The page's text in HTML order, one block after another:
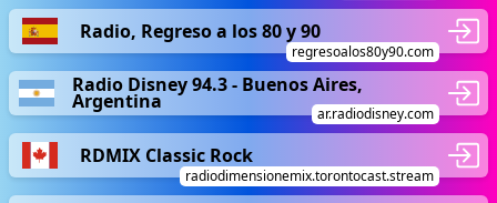
Radio, Regreso a los 80 y 90
regresoalos80y90.com
Radio Disney 94.3 - Buenos Aires,
Argentina
ar.radiodisney.com
RDMIX Classic Rock
radiodimensionemix.torontocast.stream